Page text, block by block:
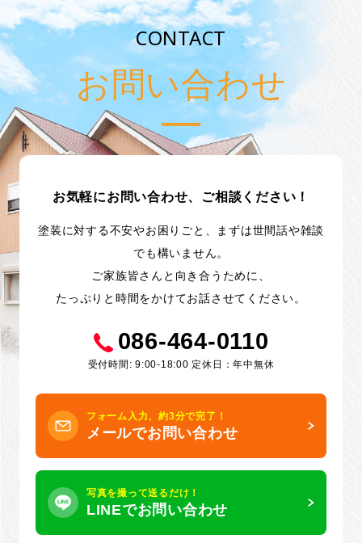
CONTACT
お問い合わせ
お気軽にお問い合わせ、ご相談ください！
塗装に対する不安やお困りごと、まずは世間話や雑談
でも構いません。
ご家族皆さんと向き合うために、
たっぷりと時間をかけてお話させてください。
086-464-0110
受付時間: 9:00-18:00 定休日：年中無休
フォーム入力、約3分で完了！
メールでお問い合わせ
写真を撮って送るだけ！
LINEでお問い合わせ